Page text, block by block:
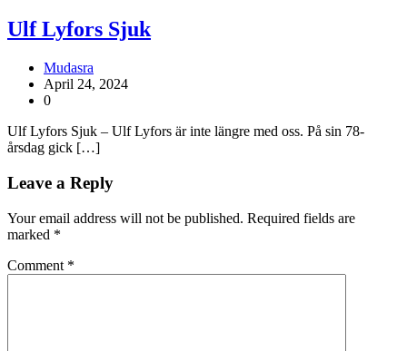
Ulf Lyfors Sjuk
Mudasra
April 24, 2024
0
Ulf Lyfors Sjuk – Ulf Lyfors är inte längre med oss. På sin 78-
årsdag gick […]
Leave a Reply
Your email address will not be published. Required fields are
marked *
Comment *